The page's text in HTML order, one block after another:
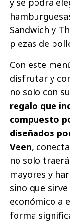
y se podrá
Sandwich y
piezas de
Con este
disfrutar y
no solo con
regalo que
compuesto
diseñados
Veen,
no solo
mayores y
sino que
económico a
forma